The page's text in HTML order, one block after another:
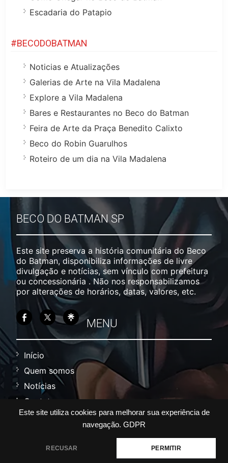
Este site utiliza cookies para melhorar sua experiência de
navegação. GDPR
RECUSAR PERMITIR
Escadaria do Patapio
#BECODOBATMAN
Noticias e Atualizações
Galerias de Arte na Vila Madalena
Explore a Vila Madalena
Bares e Restaurantes no Beco do Batman
Feira de Arte da Praça Benedito Calixto
Beco do Robin Guarulhos
Roteiro de um dia na Vila Madalena
BECO DO BATMAN SP
Este site preserva a história comunitária do Beco
do Batman, disponibiliza informações de livre
divulgação e notícias, sem vínculo com prefeitura
ou concessionária . Não nos responsabilizamos
por alterações de horários, datas, valores, etc.
MENU
Início
Quem somos
Notícias
Contato
Política